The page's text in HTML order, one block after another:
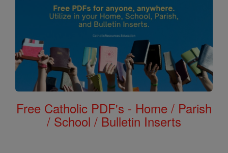
Free Catholic PDF's - Home / Parish
/ School / Bulletin Inserts